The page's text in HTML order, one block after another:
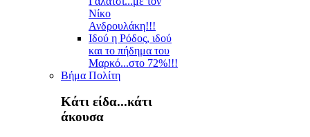
Νίκο
Ανδρουλάκη!!!
Ιδού η Ρόδος, ιδού
και το πήδημα του
Μαρκό...στο 72%!!!
Βήμα Πολίτη
Κάτι είδα...κάτι
άκουσα